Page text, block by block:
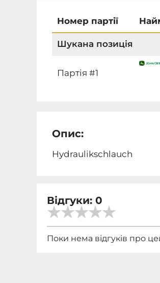
Номер партії
Шукана позиція
Партія #1
Опис:
Hydraulikschlauch
Відгуки: 0
Поки нема відгуків про